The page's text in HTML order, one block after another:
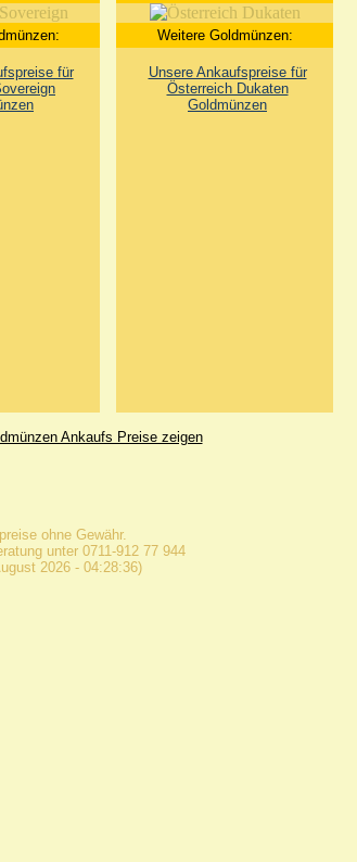
für
Weitere Goldmünzen:
Unsere Ankaufspreise für
Österreich Dukaten
Goldmünzen
Ankaufs Preise zeigen
ohne Gewähr.
unter 0711-912 77 944
2026 - 04:28:36)